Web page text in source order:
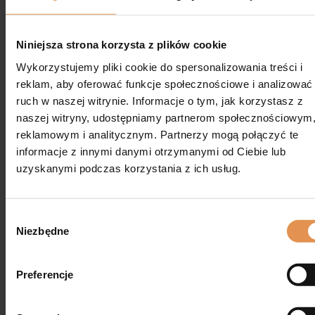
Niniejsza strona korzysta z plików cookie
Wykorzystujemy pliki cookie do spersonalizowania treści i
reklam, aby oferować funkcje społecznościowe i analizować
ruch w naszej witrynie. Informacje o tym, jak korzystasz z
naszej witryny, udostępniamy partnerom społecznościowym,
reklamowym i analitycznym. Partnerzy mogą połączyć te
informacje z innymi danymi otrzymanymi od Ciebie lub
uzyskanymi podczas korzystania z ich usług.
Niezbędne
Preferencje
Może posiadać drobne ślady korozji podczas
🧾 DODATKOWE INFORMACJE:
Wystawiamy :Faktura VAT / paragon
Odbiór Osobisty
Możliwość transportu na terenie RP wg. stawek
przewoźników
Możliwość obejrzenia na miejscu
ul. Nowa 10A, 17-220 Narewka
Więcej informacji pod numerem